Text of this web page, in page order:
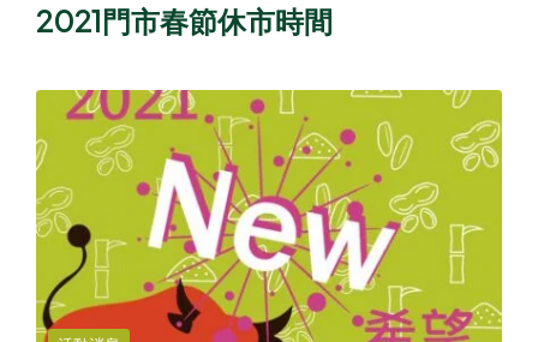
2021門市春節休市時間